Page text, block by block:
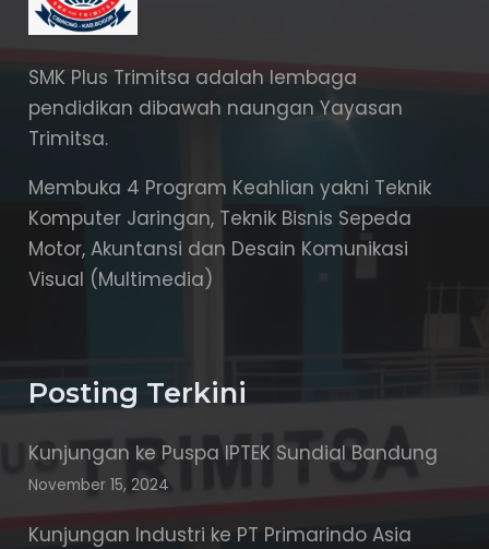
SMK Plus Trimitsa adalah lembaga
pendidikan dibawah naungan Yayasan
Trimitsa.
Membuka 4 Program Keahlian yakni Teknik
Komputer Jaringan, Teknik Bisnis Sepeda
Motor, Akuntansi dan Desain Komunikasi
Visual (Multimedia)
Posting Terkini
Kunjungan ke Puspa IPTEK Sundial Bandung
November 15, 2024
Kunjungan Industri ke PT Primarindo Asia